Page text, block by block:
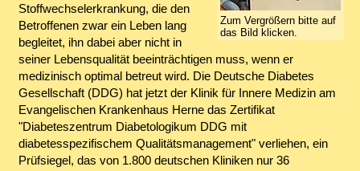
Zum Vergrößern bitte auf
das Bild klicken.
Stoffwechselerkrankung, die den
Betroffenen zwar ein Leben lang
begleitet, ihn dabei aber nicht in
seiner Lebensqualität beeinträchtigen muss, wenn er
medizinisch optimal betreut wird. Die Deutsche Diabetes
Gesellschaft (DDG) hat jetzt der Klinik für Innere Medizin am
Evangelischen Krankenhaus Herne das Zertifikat
"Diabeteszentrum Diabetologikum DDG mit
diabetesspezifischem Qualitätsmanagement" verliehen, ein
Prüfsiegel, das von 1.800 deutschen Kliniken nur 36